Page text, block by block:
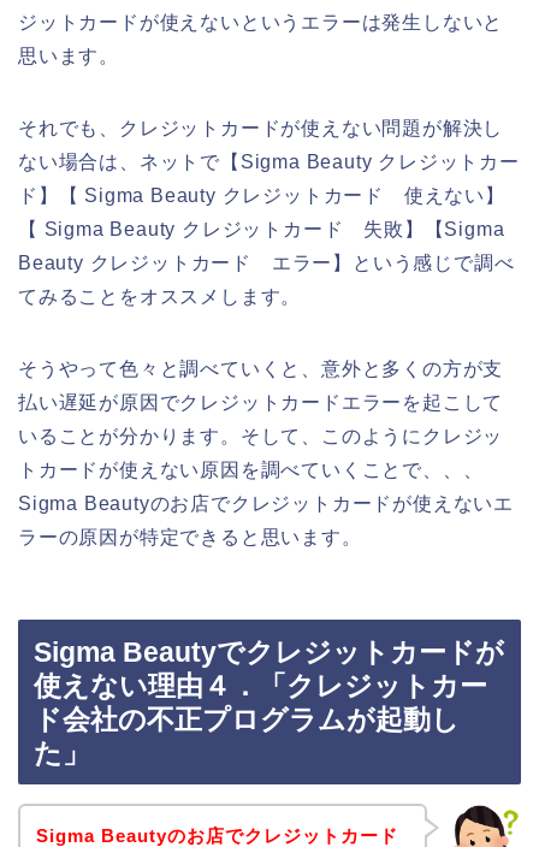
ジットカードが使えないというエラーは発生しないと
思います。
それでも、クレジットカードが使えない問題が解決し
ない場合は、ネットで【Sigma Beauty クレジットカー
ド】【 Sigma Beauty クレジットカード 使えない】
【 Sigma Beauty クレジットカード 失敗】【Sigma
Beauty クレジットカード エラー】という感じで調べ
てみることをオススメします。
そうやって色々と調べていくと、意外と多くの方が支
払い遅延が原因でクレジットカードエラーを起こして
いることが分かります。そして、このようにクレジッ
トカードが使えない原因を調べていくことで、、、
Sigma Beautyのお店でクレジットカードが使えないエ
ラーの原因が特定できると思います。
Sigma Beautyでクレジットカードが
使えない理由４．「クレジットカー
ド会社の不正プログラムが起動し
た」
Sigma Beautyのお店でクレジットカード